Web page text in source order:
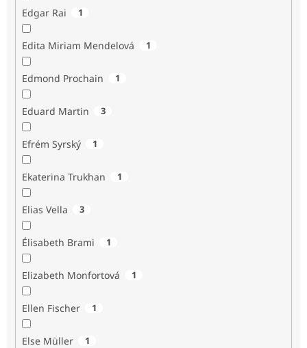
Edgar Rai 1
Edita Miriam Mendelová 1
Edmond Prochain 1
Eduard Martin 3
Efrém Syrský 1
Ekaterina Trukhan 1
Elias Vella 3
Élisabeth Brami 1
Elizabeth Monfortová 1
Ellen Fischer 1
Else Müller 1